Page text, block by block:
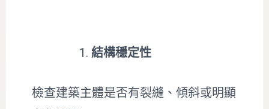
結構穩定性
檢查建築主體是否有裂縫、傾斜或明顯